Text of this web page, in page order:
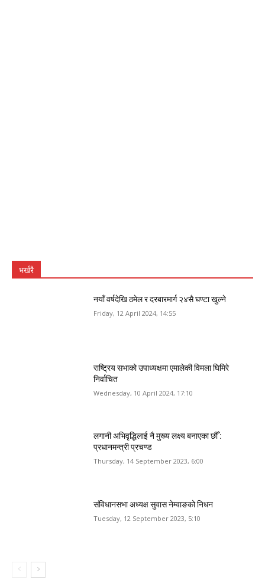
भर्खरै
नयाँ वर्षदेखि ठमेल र दरबारमार्ग २४सै घण्टा खुल्ने
Friday, 12 April 2024, 14:55
राष्ट्रिय सभाको उपाध्यक्षमा एमालेकी विमला घिमिरे
निर्वाचित
Wednesday, 10 April 2024, 17:10
लगानी अभिवृद्धिलाई नै मुख्य लक्ष्य बनाएका छौँ :
प्रधानमन्त्री प्रचण्ड
Thursday, 14 September 2023, 6:00
संविधानसभा अध्यक्ष सुवास नेम्वाङको निधन
Tuesday, 12 September 2023, 5:10